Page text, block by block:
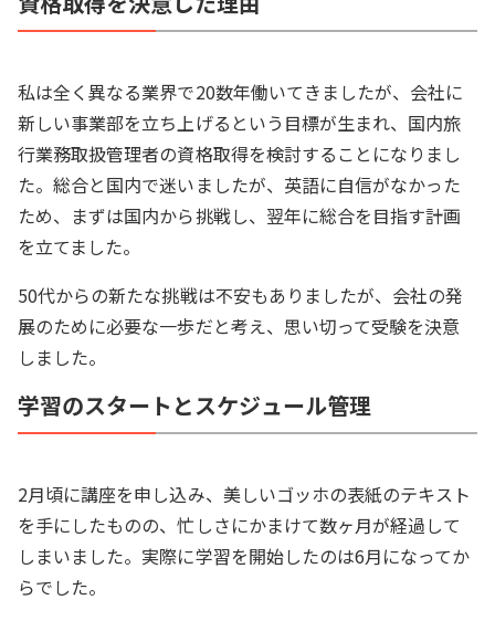
私は全く異なる業界で20数年働いてきましたが、会社に
新しい事業部を立ち上げるという目標が生まれ、国内旅
行業務取扱管理者の資格取得を検討することになりまし
た。総合と国内で迷いましたが、英語に自信がなかった
ため、まずは国内から挑戦し、翌年に総合を目指す計画
を立てました。
50代からの新たな挑戦は不安もありましたが、会社の発
展のために必要な一歩だと考え、思い切って受験を決意
しました。
学習のスタートとスケジュール管理
2月頃に講座を申し込み、美しいゴッホの表紙のテキスト
を手にしたものの、忙しさにかまけて数ヶ月が経過して
しまいました。実際に学習を開始したのは6月になってか
らでした。